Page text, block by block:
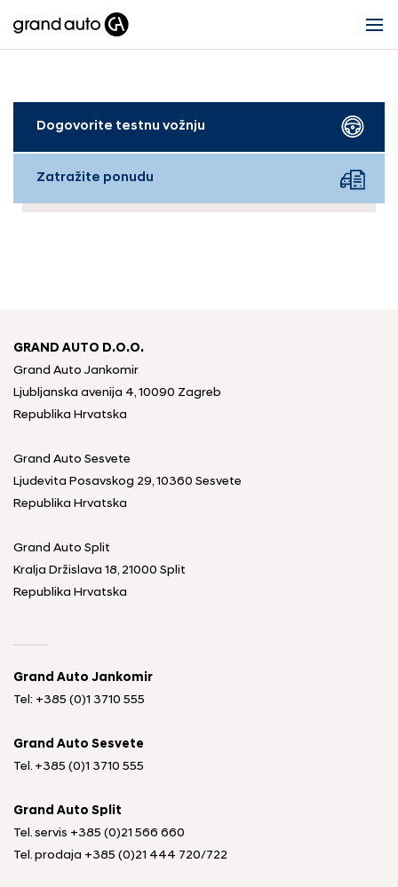
Dogovorite testnu vožnju
Zatražite ponudu
GRAND AUTO D.O.O.
Grand Auto Jankomir
Ljubljanska avenija 4, 10090 Zagreb
Republika Hrvatska
Grand Auto Sesvete
Ljudevita Posavskog 29, 10360 Sesvete
Republika Hrvatska
Grand Auto Split
Kralja Držislava 18, 21000 Split
Republika Hrvatska
Grand Auto Jankomir
Tel: +385 (0)1 3710 555
Grand Auto Sesvete
Tel. +385 (0)1 3710 555
Grand Auto Split
Tel. servis +385 (0)21 566 660
Tel. prodaja +385 (0)21 444 720/722